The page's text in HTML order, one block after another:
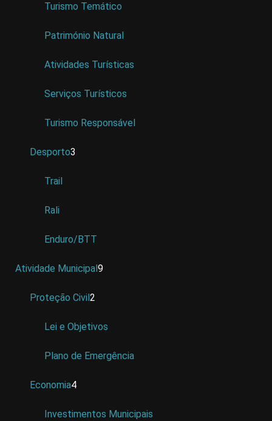
Turismo Temático
Património Natural
Atividades Turísticas
Serviços Turísticos
Turismo Responsável
Desporto3
Trail
Rali
Enduro/BTT
Atividade Municipal9
Proteção Civil2
Lei e Objetivos
Plano de Emergência
Economia4
Investimentos Municipais